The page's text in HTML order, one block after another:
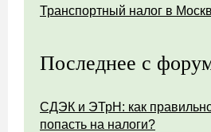
Транспортный налог в
Последнее с
СДЭК и ЭТрН: как
попасть на налоги?